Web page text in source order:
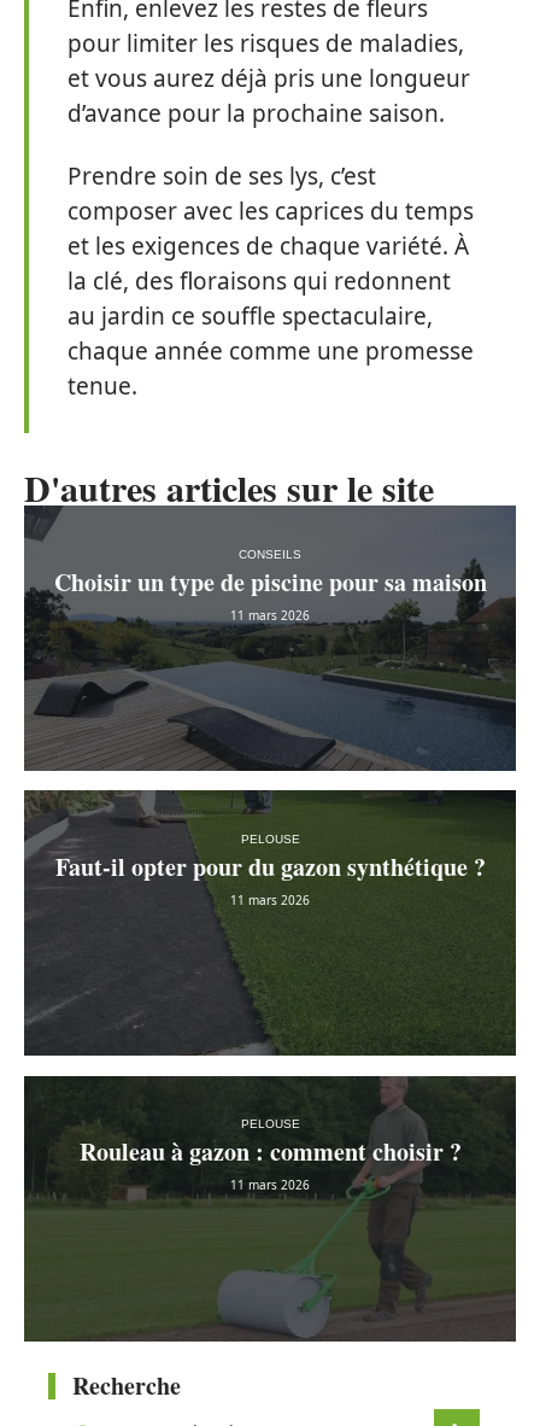
Enfin, enlevez les restes de fleurs
pour limiter les risques de maladies,
et vous aurez déjà pris une longueur
d’avance pour la prochaine saison.
Prendre soin de ses lys, c’est
composer avec les caprices du temps
et les exigences de chaque variété. À
la clé, des floraisons qui redonnent
au jardin ce souffle spectaculaire,
chaque année comme une promesse
tenue.
D'autres articles sur le site
CONSEILS
Choisir un type de piscine pour sa maison
11 mars 2026
PELOUSE
Faut-il opter pour du gazon synthétique ?
11 mars 2026
PELOUSE
Rouleau à gazon : comment choisir ?
11 mars 2026
Recherche